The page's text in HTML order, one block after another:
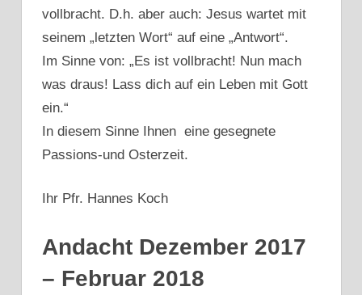
vollbracht. D.h. aber auch: Jesus wartet mit
seinem „letzten Wort“ auf eine „Antwort“.
Im Sinne von: „Es ist vollbracht! Nun mach
was draus! Lass dich auf ein Leben mit Gott
ein.“
In diesem Sinne Ihnen eine gesegnete
Passions-und Osterzeit.
Ihr Pfr. Hannes Koch
Andacht Dezember 2017
– Februar 2018